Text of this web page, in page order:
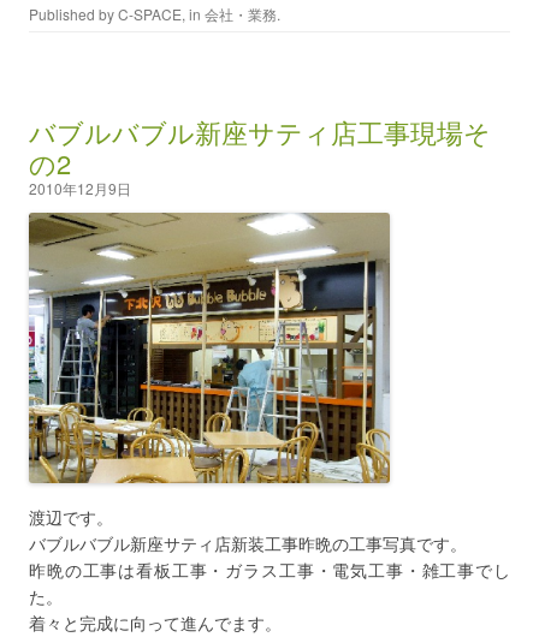
Published byC-SPACE, in 会社・業務.
バブルバブル新座サティ店工事現場そ
の2
2010年12月9日
渡辺です。
バブルバブル新座サティ店新装工事昨晩の工事写真です。
昨晩の工事は看板工事・ガラス工事・電気工事・雑工事でし
た。
着々と完成に向って進んでます。